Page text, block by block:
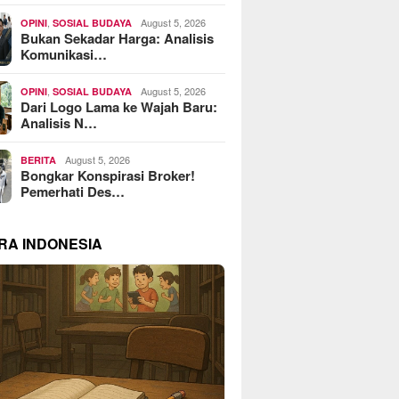
OPINI ,SOSIAL BUDAYA August 5, 2026
Bukan Sekadar Harga: Analisis
Komunikasi…
OPINI ,SOSIAL BUDAYA August 5, 2026
Dari Logo Lama ke Wajah Baru:
Analisis N…
BERITA August 5, 2026
Bongkar Konspirasi Broker!
Pemerhati Des…
INDONESIA